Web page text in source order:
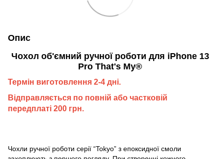
Опис
Чохол об'ємний ручної роботи для iPhone 13
Pro That's My®
Термін виготовлення 2-4 дні.
Відправляється по повній або частковій
передплаті 200 грн.
Чохли ручної роботи серії “Tokyo” з епоксидної смоли